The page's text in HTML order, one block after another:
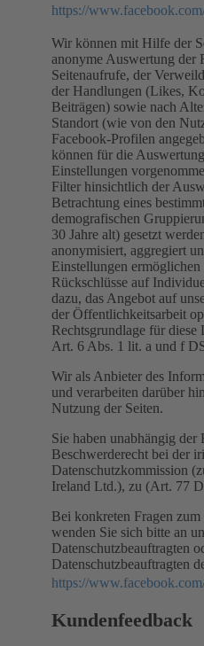
https://
Wir können mit Hilfe der
anonyme Auswertung der
Seitenaufrufe, der
der Handlungen (Likes,
Beiträgen) sowie nach
Standort (wie von den
Facebook-Profilen
können für die
Einstellungen
Filter hinsichtlich der
Betrachtung eines
demografischen
30 Jahre alt) gesetzt
anonymisiert, aggregiert
Einstellungen
Rückschlüsse auf
dazu, das Angebot auf
der Öffentlichkeitsarbeit
Rechtsgrundlage für diese
Art. 6 Abs. 1 lit. a und f
Wir als Anbieter des
und verarbeiten darüber
Nutzung der Seiten.
Sie haben unabhängig der
Beschwerderecht bei der
Datenschutzkommission
Ireland Ltd.), zu (Art. 77
Bei konkreten Fragen
wenden Sie sich bitte an
Datenschutzbeauftragten
Datenschutzbeauftragten
https://
Kundenfeedback